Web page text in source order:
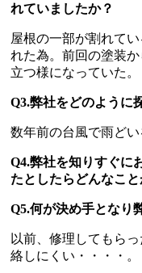
れていましたか？
屋根の一部が割れて
れた為。前回の塗装
立つ様になっていた。
Q3.弊社をどのように
数年前の台風で雨ど
Q4.弊社を知りすぐに
たとしたらどんなこ
Q5.何が決め手となり
以前、修理してもら
絡しにくい・・・・。